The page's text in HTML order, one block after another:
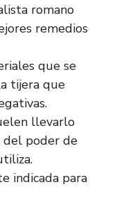
romano
remedios
que se
tijera que
llevarlo
del poder de
indicada para